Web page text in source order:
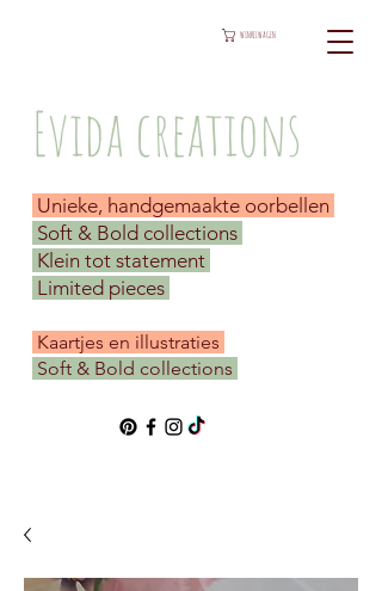
Evida creations
WINKELWAGEN
Unieke, handgemaakte oorbellen
Soft & Bold collections
Klein tot statement
Limited pieces
​ Kaartjes en illustraties
Soft & Bold collections